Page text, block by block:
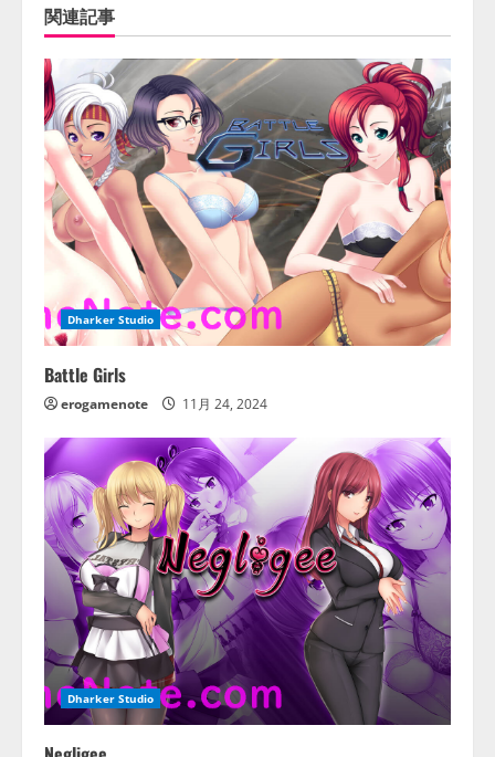
関連記事
Dharker Studio
Battle Girls
erogamenote 11月 24, 2024
Dharker Studio